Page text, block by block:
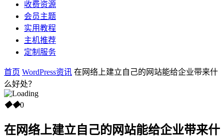
收费资源
会员主题
实用教程
主机推荐
定制服务
首页 WordPress资讯 在网络上建立自己的网站能给企业带来什
么好处？
◆◆0
在网络上建立自己的网站能给企业带来什